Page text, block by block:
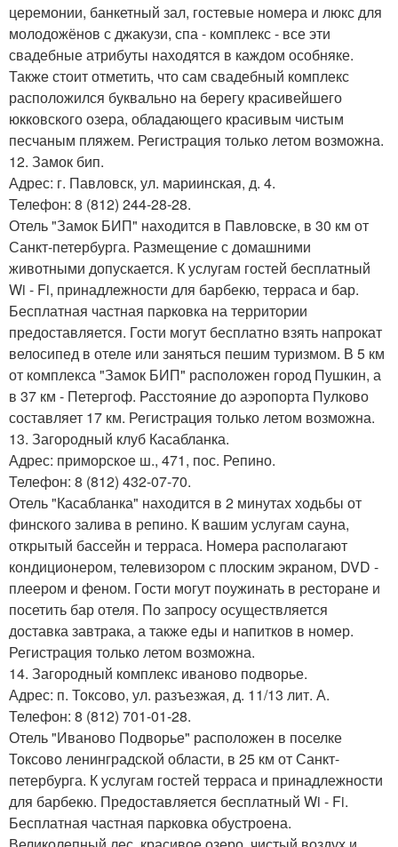
церемонии, банкетный зал, гостевые номера и люкс для
молодожёнов с джакузи, спа - комплекс - все эти
свадебные атрибуты находятся в каждом особняке.
Также стоит отметить, что сам свадебный комплекс
расположился буквально на берегу красивейшего
юкковского озера, обладающего красивым чистым
песчаным пляжем. Регистрация только летом возможна.
12. Замок бип.
Адрес: г. Павловск, ул. мариинская, д. 4.
Телефон: 8 (812) 244-28-28.
Отель "Замок БИП" находится в Павловске, в 30 км от
Санкт-петербурга. Размещение с домашними
животными допускается. К услугам гостей бесплатный
Wi - Fi, принадлежности для барбекю, терраса и бар.
Бесплатная частная парковка на территории
предоставляется. Гости могут бесплатно взять напрокат
велосипед в отеле или заняться пешим туризмом. В 5 км
от комплекса "Замок БИП" расположен город Пушкин, а
в 37 км - Петергоф. Расстояние до аэропорта Пулково
составляет 17 км. Регистрация только летом возможна.
13. Загородный клуб Касабланка.
Адрес: приморское ш., 471, пос. Репино.
Телефон: 8 (812) 432-07-70.
Отель "Касабланка" находится в 2 минутах ходьбы от
финского залива в репино. К вашим услугам сауна,
открытый бассейн и терраса. Номера располагают
кондиционером, телевизором с плоским экраном, DVD -
плеером и феном. Гости могут поужинать в ресторане и
посетить бар отеля. По запросу осуществляется
доставка завтрака, а также еды и напитков в номер.
Регистрация только летом возможна.
14. Загородный комплекс иваново подворье.
Адрес: п. Токсово, ул. разъезжая, д. 11/13 лит. А.
Телефон: 8 (812) 701-01-28.
Отель "Иваново Подворье" расположен в поселке
Токсово ленинградской области, в 25 км от Санкт-
петербурга. К услугам гостей терраса и принадлежности
для барбекю. Предоставляется бесплатный Wi - Fi.
Бесплатная частная парковка обустроена.